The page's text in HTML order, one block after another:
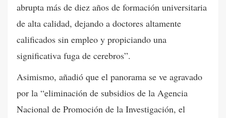
abrupta más de diez años de formación universitaria
de alta calidad, dejando a doctores altamente
calificados sin empleo y propiciando una
significativa fuga de cerebros”.
Asimismo, añadió que el panorama se ve agravado
por la “eliminación de subsidios de la Agencia
Nacional de Promoción de la Investigación, el